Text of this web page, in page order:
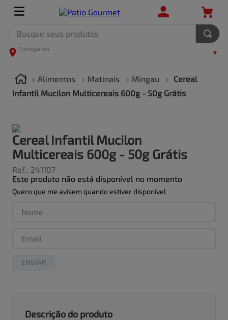
Alimentos Matinais Mingau
Cereal
Infantil Mucilon Multicereais 600g - 50g Grátis
Cereal Infantil Mucilon
Multicereais 600g - 50g Grátis
Ref. : 241107
Este produto não está disponível no momento
Quero que me avisem quando estiver disponível
ENVIAR
Descrição do produto
TERMOS MAIS BUSCADOS
2º
5º fralda